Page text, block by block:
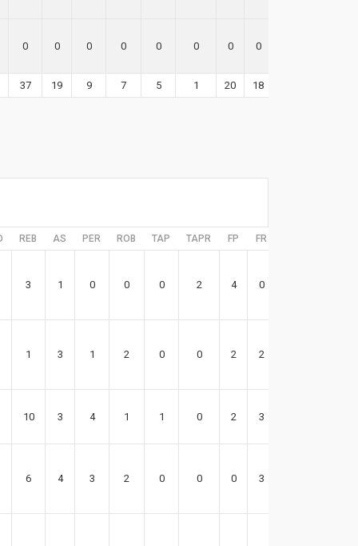
0 0 0 0 0 0 0 0
37 19 9 7 5 1 20 18
REB AS PER ROB TAP TAPR FP FR
3 1 0 0 0 2 4 0
1 3 1 2 0 0 2 2
10 3 4 1 1 0 2 3
6 4 3 2 0 0 0 3